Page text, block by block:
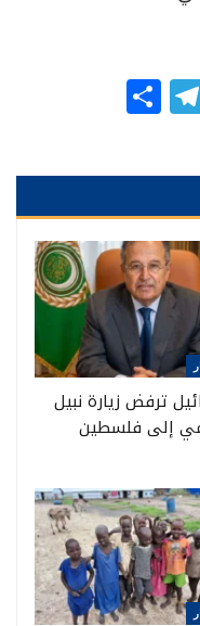
Telegram
ترفض زيارة نبيل
إلى فلسطين